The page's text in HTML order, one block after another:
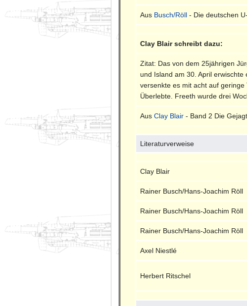
Aus Busch/Röll - Die deutschen
Clay Blair schreibt dazu:
Zitat: Das von dem 25jährigen
und Island am 30. April
versenkte es mit acht auf
Überlebte. Freeth wurde drei
AusClay Blair - Band 2 Die
Literaturverweise
Clay Blair
Rainer Busch/Hans-Joachim Röll
Rainer Busch/Hans-Joachim Röll
Rainer Busch/Hans-Joachim Röll
Axel Niestlé
Herbert Ritschel